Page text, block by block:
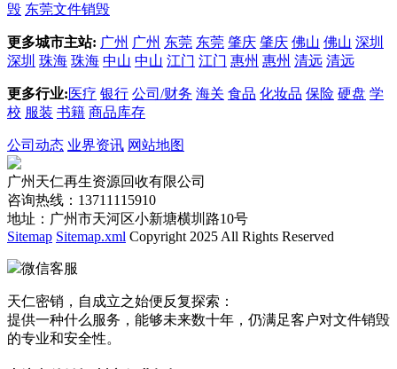
毁 东莞文件销毁
更多城市主站: 广州 广州 东莞 东莞 肇庆 肇庆 佛山 佛山 深圳
深圳 珠海 珠海 中山 中山 江门 江门 惠州 惠州 清远 清远
更多行业:医疗 银行 公司/财务 海关 食品 化妆品 保险 硬盘 学
校 服装 书籍 商品库存
公司动态 业界资讯 网站地图
广州天仁再生资源回收有限公司
咨询热线：13711115910
地址：广州市天河区小新塘横圳路10号
Sitemap Sitemap.xml Copyright 2025 All Rights Reserved
微信客服
天仁密销，自成立之始便反复探索：
提供一种什么服务，能够未来数十年，仍满足客户对文件销毁
的专业和安全性。